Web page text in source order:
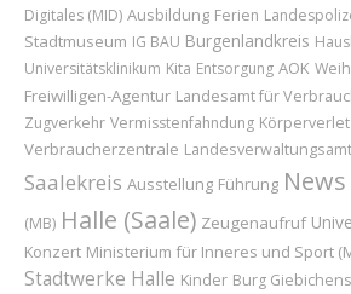
Digitales (MID) Ausbildung Ferien
Stadtmuseum IG BAU Burgenlandkreis
Universitätsklinikum Kita Entsorgung AOK
Freiwilligen-Agentur Landesamt für
Zugverkehr Vermisstenfahndung
Verbraucherzentrale Landesverwaltungsamt
Saalekreis Ausstellung Führung News
(MB) Halle (Saale) Zeugenaufruf
Konzert Ministerium für Inneres und Sport
Stadtwerke Halle Kinder Burg